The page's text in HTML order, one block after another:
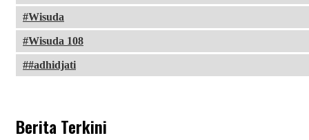
Wisuda
Wisuda 108
#adhidjati
Berita Terkini